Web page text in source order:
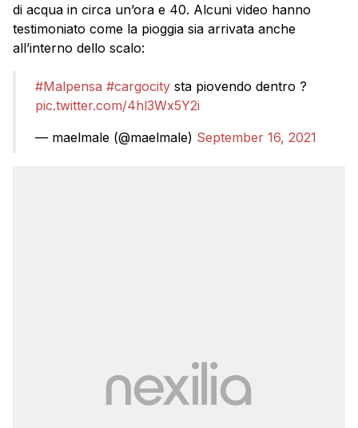
di acqua in circa un’ora e 40. Alcuni video hanno
testimoniato come la pioggia sia arrivata anche
all’interno dello scalo:
#Malpensa #cargocity sta piovendo dentro ?
pic.twitter.com/4hl3Wx5Y2i
— maelmale (@maelmale) September 16, 2021